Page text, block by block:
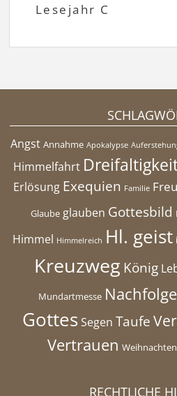
Lesejahr C
Angst Annahme Apokalypse
Himmelfahrt
Erlösung Exequien Familie
Glaube glauben Gottesbild
Himmel Himmelreich Hl. geist
Kreuzweg König
Mundartmesse Nachfolge
Gottes Segen Taufe
Vertrauen Weihnachten
RECHTLICHE